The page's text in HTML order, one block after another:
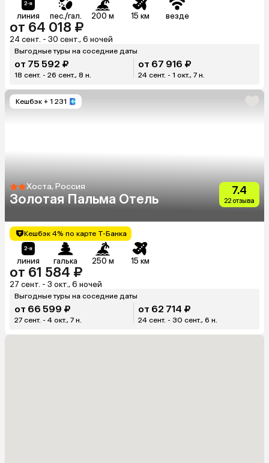
линия пес./гал. 200 м 15 км везде
от 64 018 ₽
24 сент. - 30 сент., 6 ночей
Выгодные туры на соседние даты
от 75 592 ₽
18 сент. - 26 сент., 8 н.
от 67 916 ₽
24 сент. - 1 окт., 7 н.
Кешбэк + 1 231
Хоста, Россия
Золотая Пальма Отель
7.4
22 отзыва
Кешбэк 4% по карте Т-Банка
линия галька 250 м 15 км
от 61 584 ₽
27 сент. - 3 окт., 6 ночей
Выгодные туры на соседние даты
от 66 599 ₽
27 сент. - 4 окт., 7 н.
от 62 714 ₽
24 сент. - 30 сент., 6 н.